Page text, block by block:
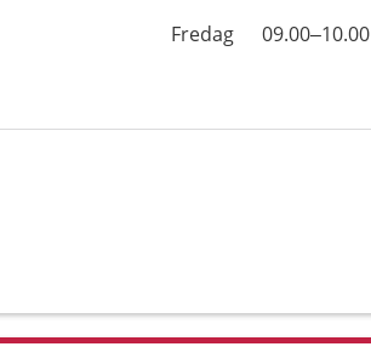
Dag
Öppettider
Kommentarer
Fredag 09.00–10.00